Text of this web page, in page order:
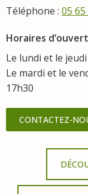
Téléphone : 05 65
Horaires
Le lundi et le
Le mardi et le
17h30
CONTACTEZ-